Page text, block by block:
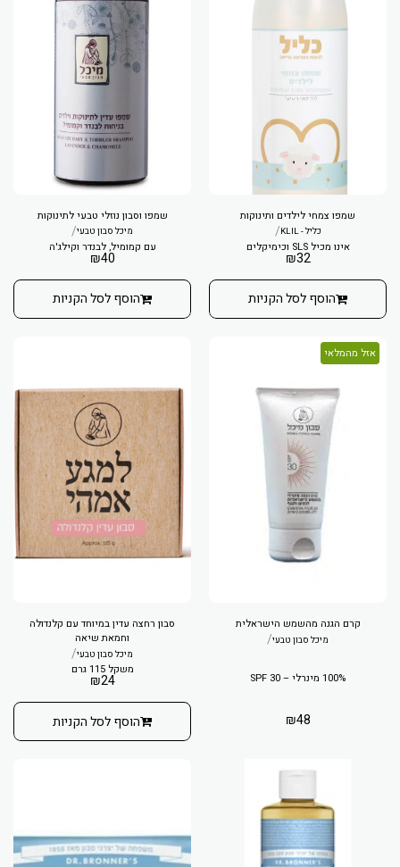
שמפו צמחי לילדים ותינוקות
כליל - KLIL /
אינו מכיל SLS וכימיקלים
₪32
הוסף לסל הקניות
שמפו וסבון נוזלי טבעי לתינוקות
מיכל סבון טבעי/
עם קמומיל, לבנדר וקילג'ה
₪40
הוסף לסל הקניות
אזל מהמלאי
קרם הגנה מהשמש הישראלית
מיכל סבון טבעי/
100% מינרלי – SPF 30
₪48
סבון רחצה עדין במיוחד עם קלנדולה
וחמאת שיאה
מיכל סבון טבעי/
משקל 115 גרם
₪24
הוסף לסל הקניות